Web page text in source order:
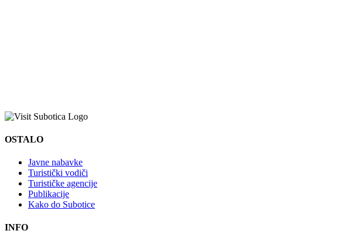
OSTALO
Javne nabavke
Turistički vodiči
Turističke agencije
Publikacije
Kako do Subotice
INFO